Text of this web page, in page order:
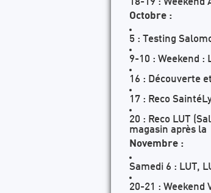
18-19 : Weekend
Octobre :
5 : Testing
9-10 : Weekend :
16 : Découverte
17 : Reco
20 : Reco LUT
magasin après
Novembre :
Samedi 6 : LUT,
20-21 : Weekend